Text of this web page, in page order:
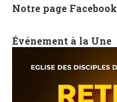
Notre page Facebook
Événement à la Une